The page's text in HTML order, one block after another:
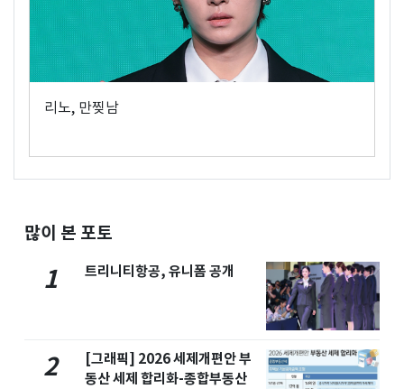
리노, 만찢남
많이 본 포토
1 트리니티항공, 유니폼 공개
2
[그래픽] 2026 세제개편안 부
동산 세제 합리화-종합부동산